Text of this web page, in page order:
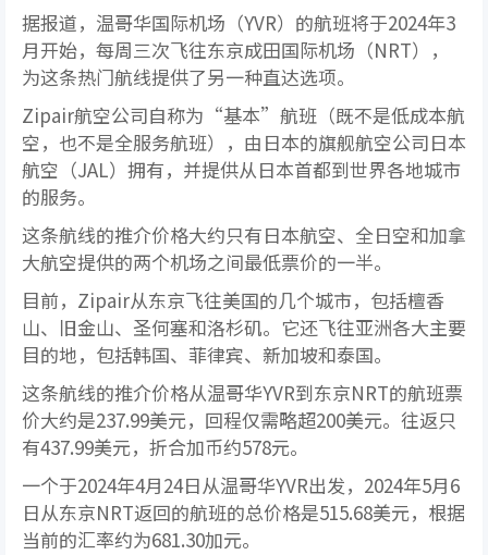
据报道，温哥华国际机场（YVR）的航班将于2024年3
月开始，每周三次飞往东京成田国际机场（NRT），
为这条热门航线提供了另一种直达选项。
Zipair航空公司自称为“基本”航班（既不是低成本航
空，也不是全服务航班），由日本的旗舰航空公司日本
航空（JAL）拥有，并提供从日本首都到世界各地城市
的服务。
这条航线的推介价格大约只有日本航空、全日空和加拿
大航空提供的两个机场之间最低票价的一半。
目前，Zipair从东京飞往美国的几个城市，包括檀香
山、旧金山、圣何塞和洛杉矶。它还飞往亚洲各大主要
目的地，包括韩国、菲律宾、新加坡和泰国。
这条航线的推介价格从温哥华YVR到东京NRT的航班票
价大约是237.99美元，回程仅需略超200美元。往返只
有437.99美元，折合加币约578元。
一个于2024年4月24日从温哥华YVR出发，2024年5月6
日从东京NRT返回的航班的总价格是515.68美元，根据
当前的汇率约为681.30加元。